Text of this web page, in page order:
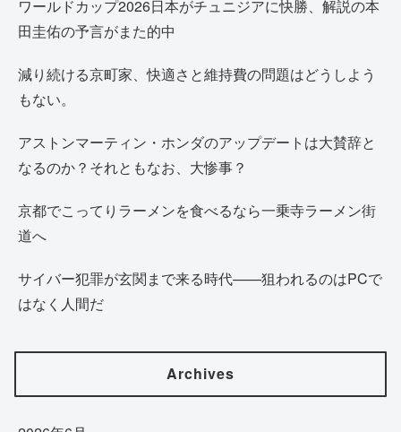
ワールドカップ2026日本がチュニジアに快勝、解説の本
田圭佑の予言がまた的中
減り続ける京町家、快適さと維持費の問題はどうしよう
もない。
アストンマーティン・ホンダのアップデートは大賛辞と
なるのか？それともなお、大惨事？
京都でこってりラーメンを食べるなら一乗寺ラーメン街
道へ
サイバー犯罪が玄関まで来る時代——狙われるのはPCで
はなく人間だ
Archives